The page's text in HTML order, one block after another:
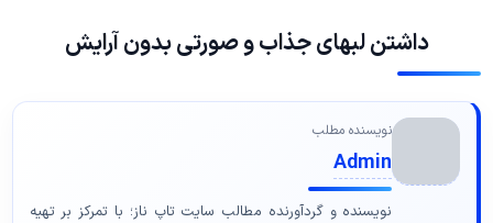
داشتن لبهای جذاب و صورتی بدون آرایش
نویسنده مطلب
Admin
نویسنده و گردآورنده مطالب سایت تاپ ناز؛ با تمرکز بر تهیه